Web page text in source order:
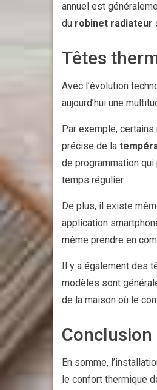
annuel est
du robinet radiateur
Têtes
Avec l’évolution
aujourd’hui une
Par exemple,
précise de la
de programmation
temps régulier.
De plus, il existe
application
même prendre en
Il y a également des
modèles sont
de la maison où le
Conclusion
En somme,
le confort thermique